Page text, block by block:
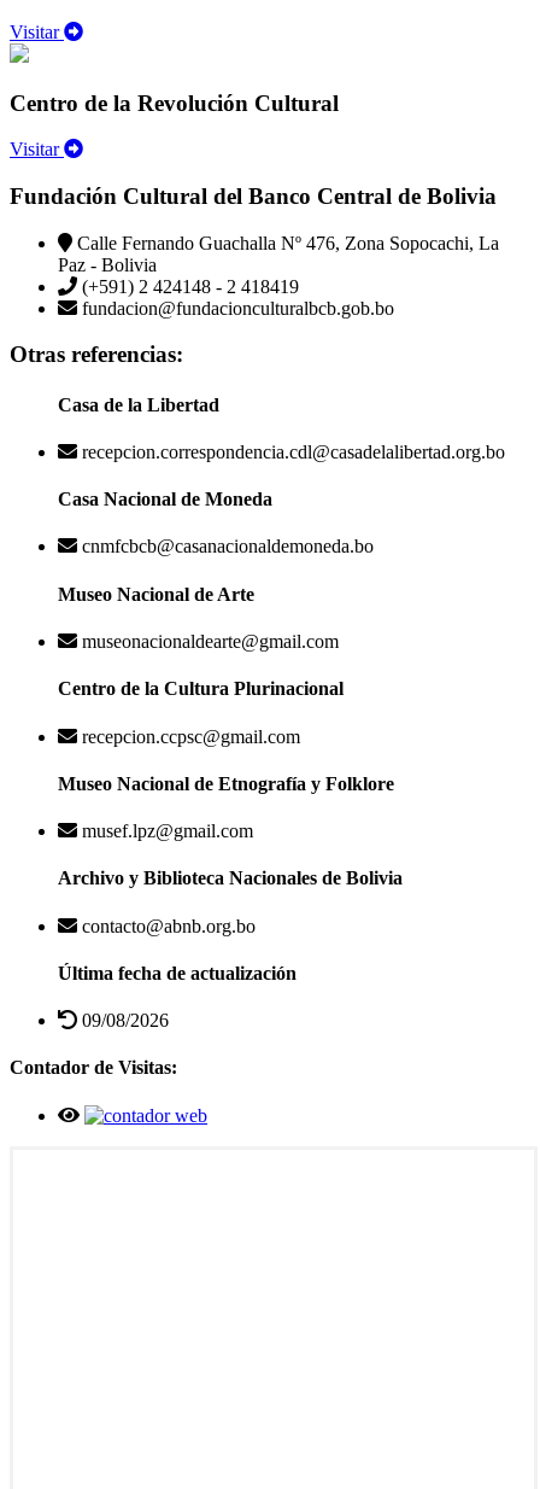
Visitar
Centro de la Revolución Cultural
Visitar
Fundación Cultural del Banco Central de Bolivia
Calle Fernando Guachalla Nº 476, Zona Sopocachi, La
Paz - Bolivia
(+591) 2 424148 - 2 418419
fundacion@fundacionculturalbcb.gob.bo
Otras referencias:
Casa de la Libertad
recepcion.correspondencia.cdl@casadelalibertad.org.bo
Casa Nacional de Moneda
cnmfcbcb@casanacionaldemoneda.bo
Museo Nacional de Arte
museonacionaldearte@gmail.com
Centro de la Cultura Plurinacional
recepcion.ccpsc@gmail.com
Museo Nacional de Etnografía y Folklore
musef.lpz@gmail.com
Archivo y Biblioteca Nacionales de Bolivia
contacto@abnb.org.bo
Última fecha de actualización
09/08/2026
Contador de Visitas: